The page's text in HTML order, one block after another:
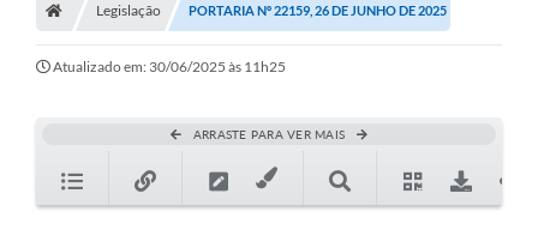
Legislação PORTARIA Nº 22159, 26 DE JUNHO DE 2025
Atualizado em: 30/06/2025 às 11h25
ARRASTE PARA VER MAIS